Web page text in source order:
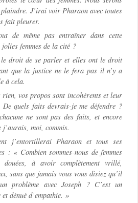
plaindre. J’irai voir Pharaon avec toutes
fait pleurer.
de même pas entraîner dans cette
femmes de la cité ?
droit de se parler et elles ont le droit
que la justice ne le fera pas il n’y a
à cela.
vos propos sont incohérents et leur
De quels faits devrais-je me défendre ?
ne sont pas des faits, et encore
j’aurais, moi, commis.
j’entortillerai Pharaon et tous ses
: « Combien sommes-nous de femmes
douées, à avoir complètement vrillé,
sans que jamais vous vous disiez qu’il
problème avec Joseph ? C’est un
dénué d’empathie. »